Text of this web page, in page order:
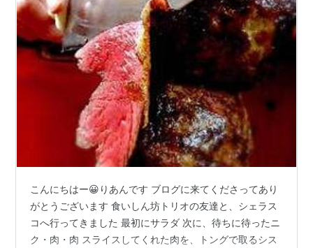
こんにちはー😀りあんです ブログに来てくださってあり
がとうございます 食いしん坊トリオの友達と、シェラス
コへ行ってきました 最初にサラダ 次に、待ちに待ったニ
ク・肉・肉 スライスしてくれた肉を、トングで取るシス